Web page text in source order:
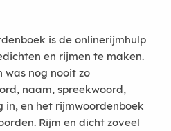
is de onlinerijmhulp
en rijmen te maken.
was nog nooit zo
naam, spreekwoord,
en het rijmwoordenboek
Rijm en dicht zoveel